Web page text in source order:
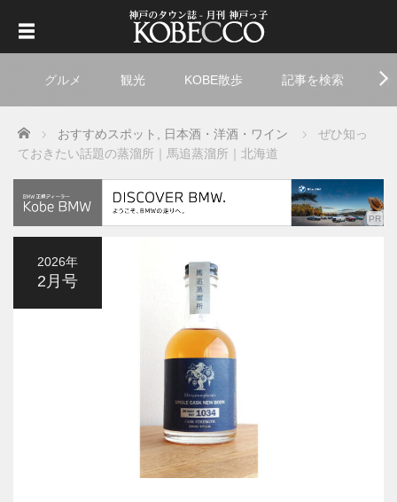
グルメ 観光 KOBE散歩 記事を検索
Home おすすめスポット 日本酒・洋酒・ワイン
ぜひ知っ
ておきたい話題の蒸溜所｜馬追蒸溜所｜北海道
2026年
2月号